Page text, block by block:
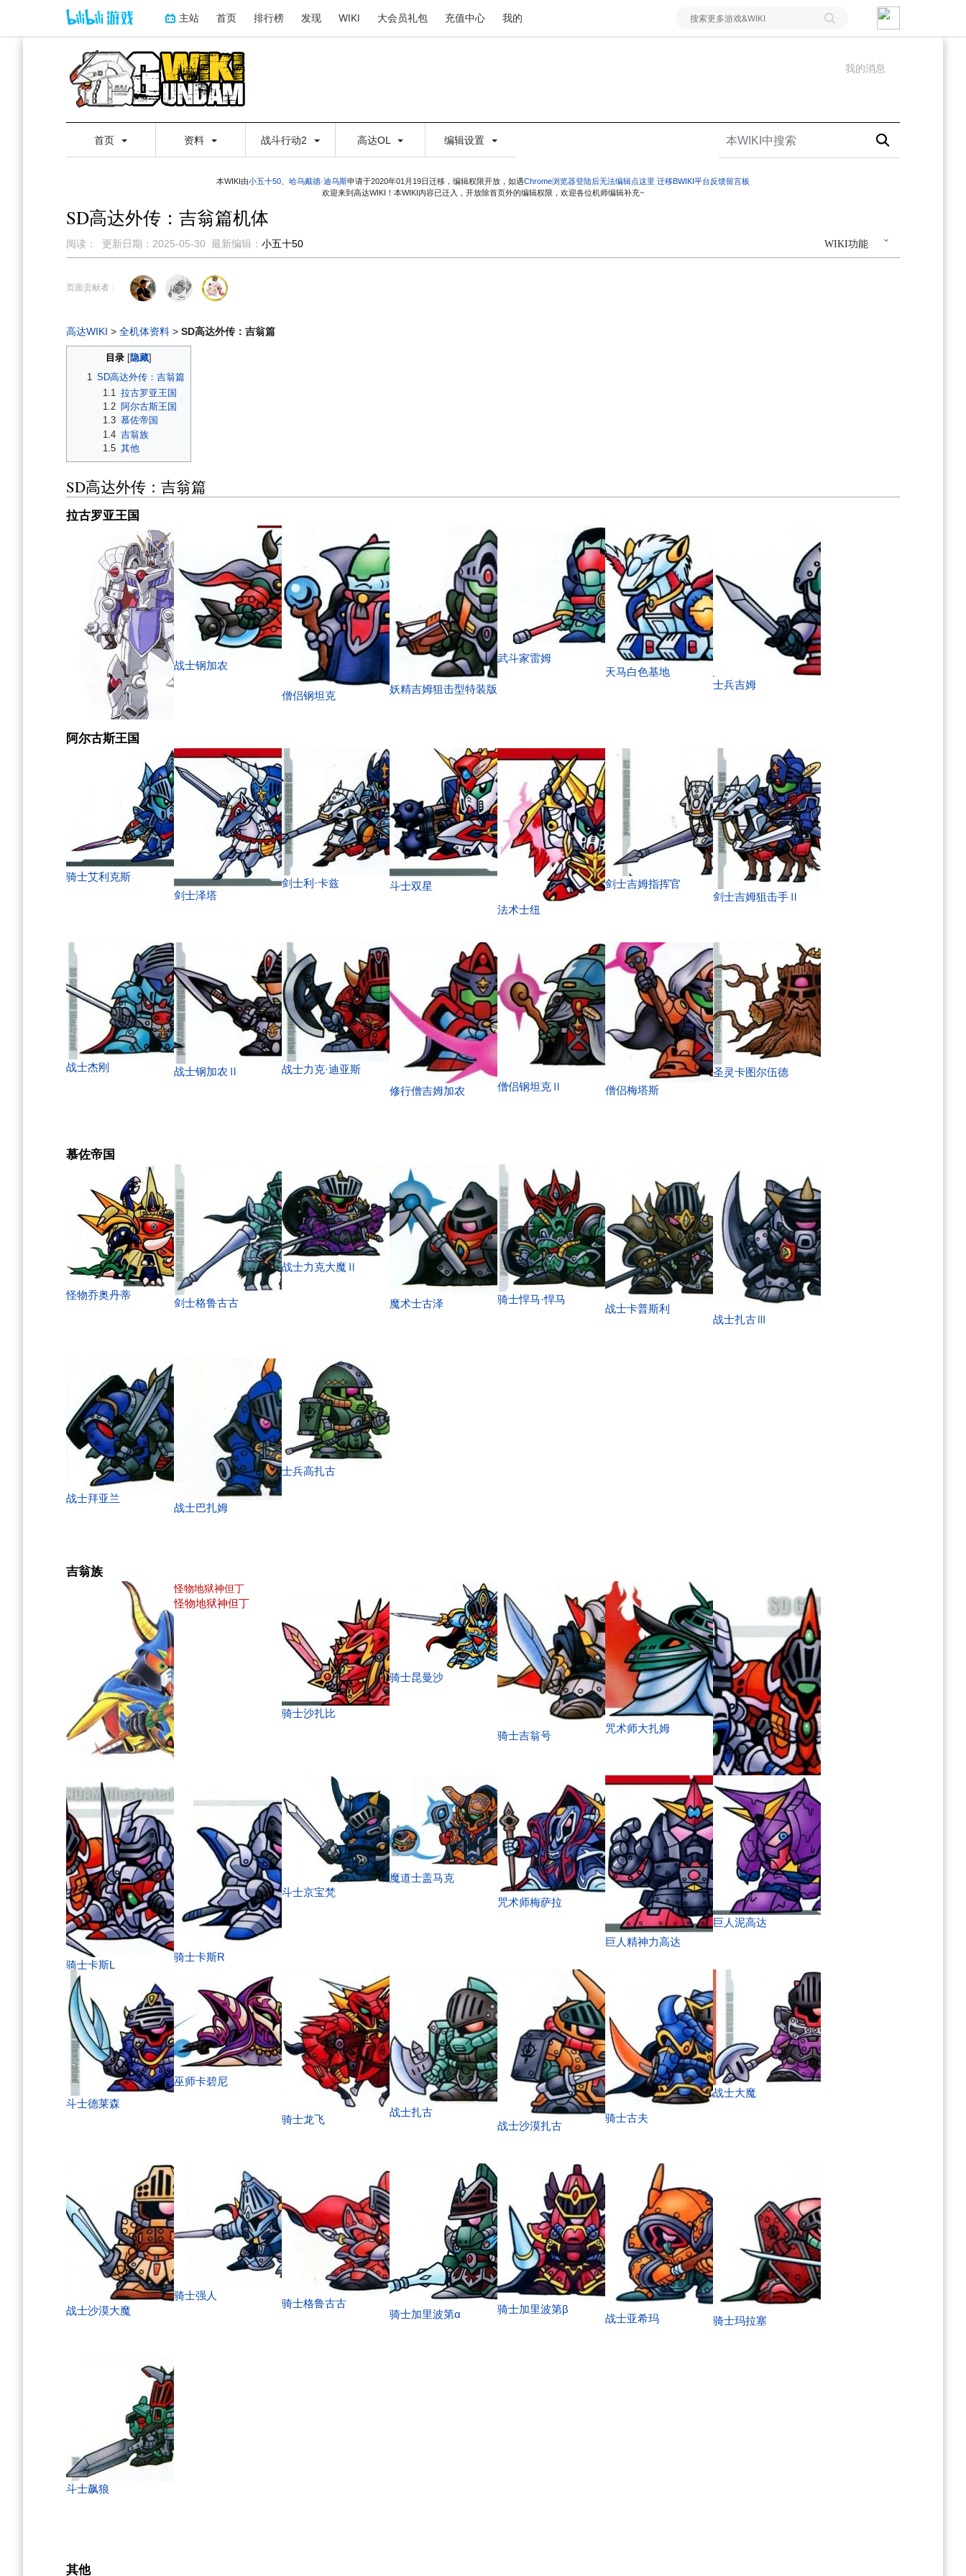
主站 首页 排行榜 发现 WIKI 大会员礼包 充值中心 我的
我的消息
首页 资料 战斗行动2 高达OL 编辑设置
本WIKI由小五十50 哈乌戴德·迪乌斯申请于2020年01月19日迁移，编辑权限开放，如遇Chrome浏览器登陆后无法编辑点这里 迁移BWIKI平台反馈留言板
欢迎来到高达WIKI！本WIKI内容已迁入，开放除首页外的编辑权限，欢迎各位机师编辑补充~
SD高达外传：吉翁篇机体
WIKI功能
阅读： 更新日期： 2025-05-30 最新编辑： 小五十50
到
到
页面贡献者 :
高达WIKI > 全机体资料 > SD高达外传：吉翁篇
目录
1
SD高达外传：吉翁篇
1.1 拉古罗亚王国
1.2 阿尔古斯王国
1.3 慕佐帝国
1.4 吉翁族
1.5 其他
SD高达外传：吉翁篇
拉古罗亚王国
战士钢加农
僧侣钢坦克
妖精吉姆狙击型特装版
武斗家雷姆
天马白色基地
士兵吉姆
阿尔古斯王国
骑士艾利克斯
剑士泽塔
剑士利·卡兹
斗士双星
法术士纽
剑士吉姆指挥官
剑士吉姆狙击手Ⅱ
战士杰刚 战士钢加农Ⅱ
战士力克·迪亚斯
修行僧吉姆加农
僧侣钢坦克Ⅱ 僧侣梅塔斯
圣灵卡图尔伍德
慕佐帝国
怪物乔奥丹蒂
剑士格鲁古古
战士力克大魔Ⅱ
魔术士古泽 骑士悍马·悍马
战士卡普斯利
战士扎古Ⅲ
战士拜亚兰
战士巴扎姆
士兵高扎古
吉翁族
撒旦高达
怪物地狱神但丁
怪物地狱神但丁
骑士沙扎比
骑士昆曼沙
骑士吉翁号
咒术师大扎姆
骑士R·贾贾
骑士卡斯L
骑士卡斯R
斗士京宝梵
魔道士盖马克
咒术师梅萨拉
巨人精神力高达
巨人泥高达
斗士德莱森
巫师卡碧尼
骑士龙飞
战士扎古
战士沙漠扎古
骑士古夫
战士大魔
战士沙漠大魔
骑士强人
骑士格鲁古古
骑士加里波第α
骑士加里波第β
战士亚希玛 骑士玛拉塞
斗士飙狼
其他